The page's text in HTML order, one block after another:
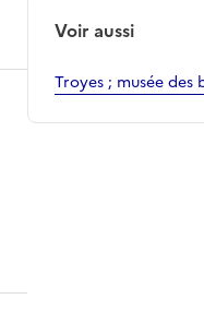
Voir aussi
Troyes ; musée des